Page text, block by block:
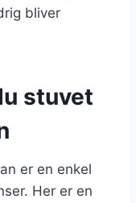
bliver
stuvet
er en enkel
Her er en